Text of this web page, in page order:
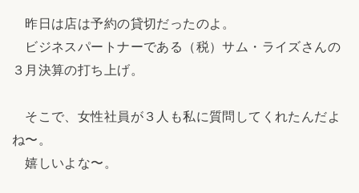
昨日は店は予約の貸切だったのよ。
ビジネスパートナーである（税）サム・ライズさんの
３月決算の打ち上げ。
そこで、女性社員が３人も私に質問してくれたんだよ
ね〜。
嬉しいよな〜。